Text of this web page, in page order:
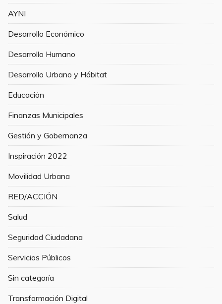
AYNI
Desarrollo Económico
Desarrollo Humano
Desarrollo Urbano y Hábitat
Educación
Finanzas Municipales
Gestión y Gobernanza
Inspiración 2022
Movilidad Urbana
RED/ACCIÓN
Salud
Seguridad Ciudadana
Servicios Públicos
Sin categoría
Transformación Digital